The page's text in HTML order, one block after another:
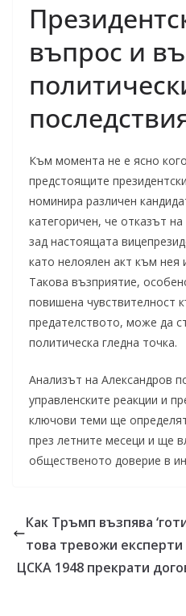
въпрос и
Към момента не е ясно
предстоящите
номинира различен
категоричен, че отказът
зад настоящата
като нелоялен акт към нея
Такова възприятие,
повишена чувствителност
предателството, може да
политическа гледна точка.
Анализът на Александров
управленските реакции и
ключови теми ще
през летните месеци и ще
общественото доверие в
Как Тръмп възпява
това тревожи експерти
ЦСКА 1948 прекрати